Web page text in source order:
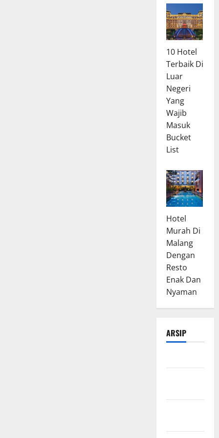
10 Hotel
Terbaik Di
Luar
Negeri
Yang
Wajib
Masuk
Bucket
List
Hotel
Murah Di
Malang
Dengan
Resto
Enak Dan
Nyaman
ARSIP